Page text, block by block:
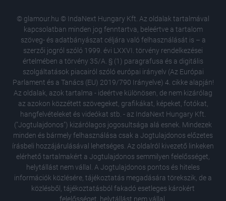
© glamour.hu © IndaNext Hungary Kft. Az oldalak tartalmával
kapcsolatban minden jog fenntartva, beleértve a tartalom
szöveg- és adatbányászat céljára való felhasználását is – a
szerzői jogról szóló 1999. évi LXXVI. törvény rendelkezései
értelmében a törvény 35/A. § (1) paragrafusa és a digitális
szolgáltatások piacairól szóló európai irányelv (Az Európai
Parlament és a Tanács (EU) 2019/790 Irányelve) 4. cikke alapján!
Az oldalak, azok tartalma - ideértve különösen, de nem kizárólag
az azokon közzétett szövegeket, grafikákat, képeket, fotókat,
hangfelvételeket és videókat stb. - az IndaNext Hungary Kft.
("Jogtulajdonos") kizárólagos jogosultsága alá esnek. Mindezek
minden és bármely felhasználása csak a Jogtulajdonos előzetes
írásbeli hozzájárulásával lehetséges. Az oldalról kivezető linkeken
elérhető tartalmakért a Jogtulajdonos semmilyen felelősséget,
helytállást nem vállal. A Jogtulajdonos pontos és hiteles
információk közlésére, tájékoztatás megadására törekszik, de a
közlésből, tájékoztatásból fakadó esetleges károkért
felelősséget, helytállást nem vállal.